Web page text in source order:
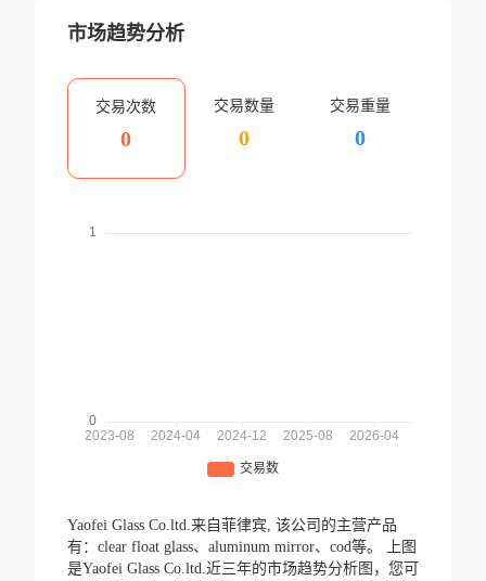
市场趋势分析
交易次数
0
交易数量
0
交易重量
0
Yaofei Glass Co.ltd.来自菲律宾, 该公司的主营产品
有：clear float glass、aluminum mirror、cod等。
上图
是Yaofei Glass Co.ltd.近三年的市场趋势分析图，您可